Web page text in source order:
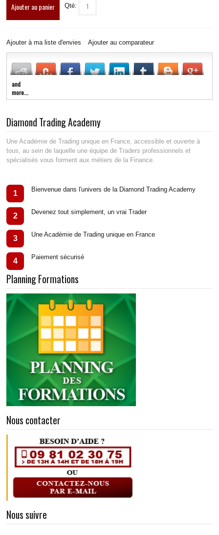
CONTACT
BLOG
LIVE RADIO New
Ajouter au panier Qté:
Ajouter à ma liste d'envies Ajouter au comparateur
and
more...
Diamond Trading Academy
Une Académie de Trading unique en France, accessible et ouverte à
tous, au sein de laquelle une équipe de Traders professionnels et
spécialisés vous forment aux métiers de la Finance.
1 Bienvenue dans l'univers de la Diamond Trading Academy
2 Devenez tout simplement, un vrai Trader
3 Une Académie de Trading unique en France
4 Paiement sécurisé
Planning Formations
Nous contacter
Nous suivre